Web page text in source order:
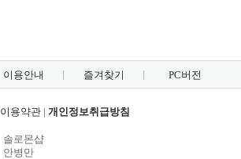
이용안내 즐겨찾기 PC버전
이용약관| 개인정보취급방침
솔로몬샵
안병만